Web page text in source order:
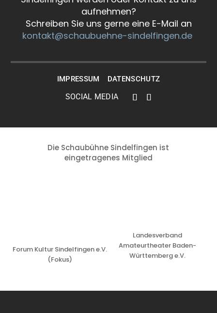
aufnehmen?
Schreiben Sie uns gerne eine E-Mail an
kontakt@schaubuehne-sindelfingen.de
IMPRESSUM DATENSCHUTZ
Die Schaubühne Sindelfingen ist
eingetragenes Mitglied
Forum Kultur Sindelfingen e.V.
(Fokus)
Landesverband
Amateurtheater Baden-
Württemberg e.V.